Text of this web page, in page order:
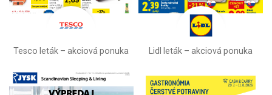
Tesco leták – akciová ponuka Lidl leták –⁠ akciová ponuka